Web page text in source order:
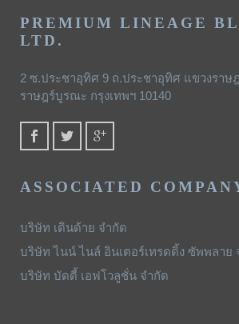
PREMIUM LINEAGE
LTD.
2 ซ.ประชาอุทิศ 9 ถ.ประชาอุทิศ แขวงราษ
ราษฎร์บูรณะ กรุงเทพฯ 10140
ASSOCIATED
บริษัท เดินด้าย จำกัด
บริษัท ไนน์ ไนล์ อินเตอร์เทรดดิ้ง ซัพพลาย
บริษัท บัดดี้ เอฟโวลูชั่น จำกัด